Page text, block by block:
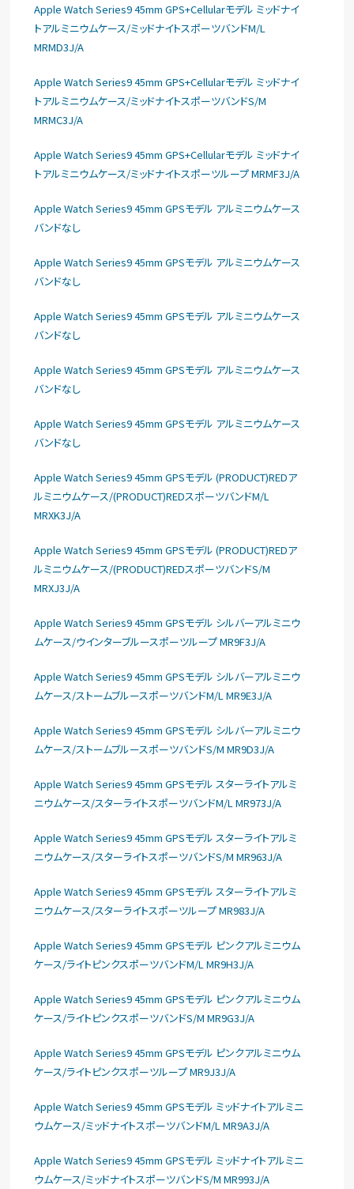
Apple Watch Series9 45mm GPS+Cellularモデル ミッドナイ
トアルミニウムケース/ミッドナイトスポーツバンドM/L
MRMD3J/A
Apple Watch Series9 45mm GPS+Cellularモデル ミッドナイ
トアルミニウムケース/ミッドナイトスポーツバンドS/M
MRMC3J/A
Apple Watch Series9 45mm GPS+Cellularモデル ミッドナイ
トアルミニウムケース/ミッドナイトスポーツループ MRMF3J/A
Apple Watch Series9 45mm GPSモデル アルミニウムケース
バンドなし
Apple Watch Series9 45mm GPSモデル アルミニウムケース
バンドなし
Apple Watch Series9 45mm GPSモデル アルミニウムケース
バンドなし
Apple Watch Series9 45mm GPSモデル アルミニウムケース
バンドなし
Apple Watch Series9 45mm GPSモデル アルミニウムケース
バンドなし
Apple Watch Series9 45mm GPSモデル (PRODUCT)REDア
ルミニウムケース/(PRODUCT)REDスポーツバンドM/L
MRXK3J/A
Apple Watch Series9 45mm GPSモデル (PRODUCT)REDア
ルミニウムケース/(PRODUCT)REDスポーツバンドS/M
MRXJ3J/A
Apple Watch Series9 45mm GPSモデル シルバーアルミニウ
ムケース/ウインターブルースポーツループ MR9F3J/A
Apple Watch Series9 45mm GPSモデル シルバーアルミニウ
ムケース/ストームブルースポーツバンドM/L MR9E3J/A
Apple Watch Series9 45mm GPSモデル シルバーアルミニウ
ムケース/ストームブルースポーツバンドS/M MR9D3J/A
Apple Watch Series9 45mm GPSモデル スターライトアルミ
ニウムケース/スターライトスポーツバンドM/L MR973J/A
Apple Watch Series9 45mm GPSモデル スターライトアルミ
ニウムケース/スターライトスポーツバンドS/M MR963J/A
Apple Watch Series9 45mm GPSモデル スターライトアルミ
ニウムケース/スターライトスポーツループ MR983J/A
Apple Watch Series9 45mm GPSモデル ピンクアルミニウム
ケース/ライトピンクスポーツバンドM/L MR9H3J/A
Apple Watch Series9 45mm GPSモデル ピンクアルミニウム
ケース/ライトピンクスポーツバンドS/M MR9G3J/A
Apple Watch Series9 45mm GPSモデル ピンクアルミニウム
ケース/ライトピンクスポーツループ MR9J3J/A
Apple Watch Series9 45mm GPSモデル ミッドナイトアルミニ
ウムケース/ミッドナイトスポーツバンドM/L MR9A3J/A
Apple Watch Series9 45mm GPSモデル ミッドナイトアルミニ
ウムケース/ミッドナイトスポーツバンドS/M MR993J/A